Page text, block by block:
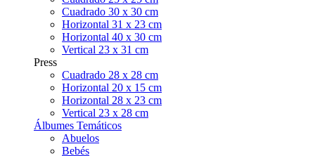
Cuadrado 30 x 30 cm
Horizontal 31 x 23 cm
Horizontal 40 x 30 cm
Vertical 23 x 31 cm
Press
Cuadrado 28 x 28 cm
Horizontal 20 x 15 cm
Horizontal 28 x 23 cm
Vertical 23 x 28 cm
Álbumes Temáticos
Abuelos
Bebés